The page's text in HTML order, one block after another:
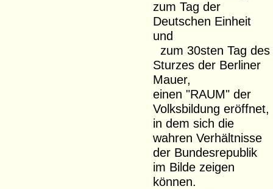
zum Tag der
Deutschen Einheit
und
zum 30sten Tag des
Sturzes der Berliner
Mauer,
einen "RAUM" der
Volksbildung eröffnet,
in dem sich die
wahren Verhältnisse
der Bundesrepublik
im Bilde zeigen
können.